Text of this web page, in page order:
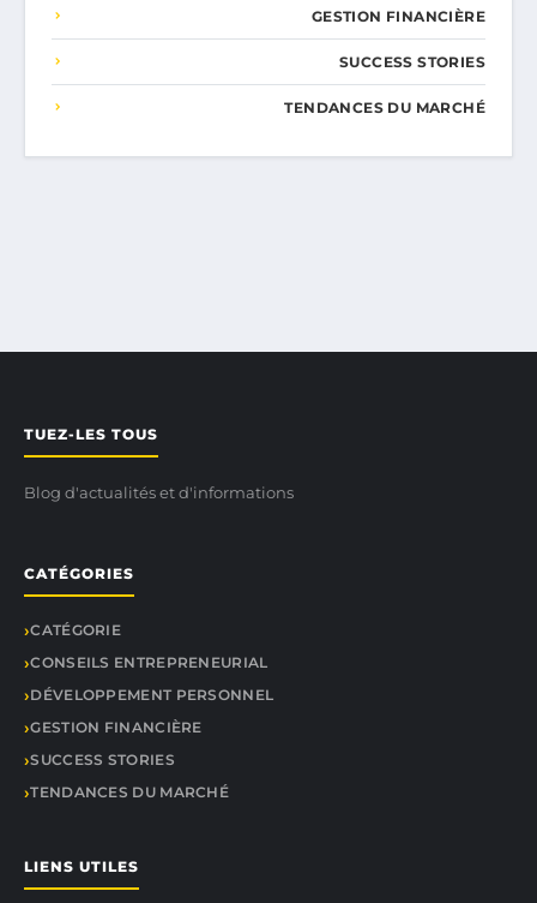
GESTION FINANCIÈRE
SUCCESS STORIES
TENDANCES DU MARCHÉ
TUEZ-LES TOUS
Blog d'actualités et d'informations
CATÉGORIES
CATÉGORIE
CONSEILS ENTREPRENEURIAL
DÉVELOPPEMENT PERSONNEL
GESTION FINANCIÈRE
SUCCESS STORIES
TENDANCES DU MARCHÉ
LIENS UTILES